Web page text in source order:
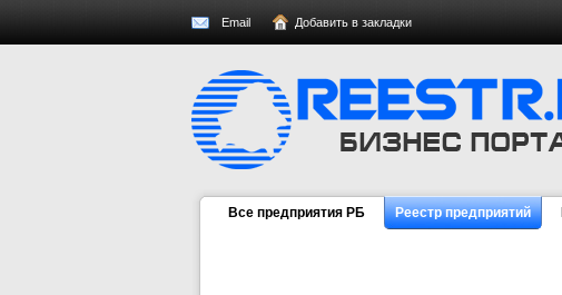
Email Добавить в закладки
Все предприятия РБ Реестр предприятий